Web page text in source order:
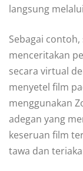
langsung
Sebagai
menceritakan
secara virtual
menyetel film
menggunakan
adegan yang
keseruan film
tawa dan